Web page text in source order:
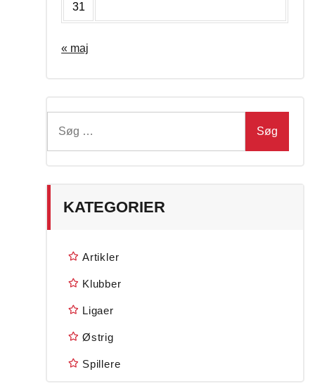
31
« maj
efter:
KATEGORIER
Artikler
Klubber
Ligaer
Østrig
Spillere